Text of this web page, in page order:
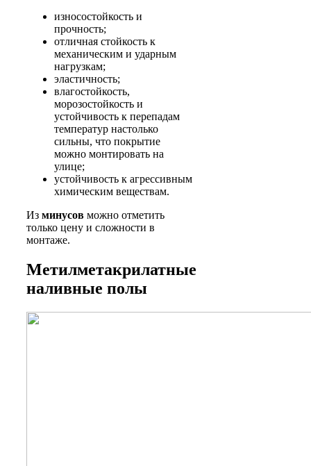
износостойкость и
прочность;
отличная стойкость к
механическим и ударным
нагрузкам;
эластичность;
влагостойкость,
морозостойкость и
устойчивость к перепадам
температур настолько
сильны, что покрытие
можно монтировать на
улице;
устойчивость к агрессивным
химическим веществам.
Из минусов можно отметить
только цену и сложности в
монтаже.
Метилметакрилатные
наливные полы